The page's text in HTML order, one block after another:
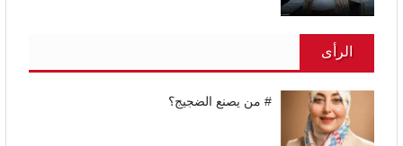
الرأى
# من يصنع الضجيج؟